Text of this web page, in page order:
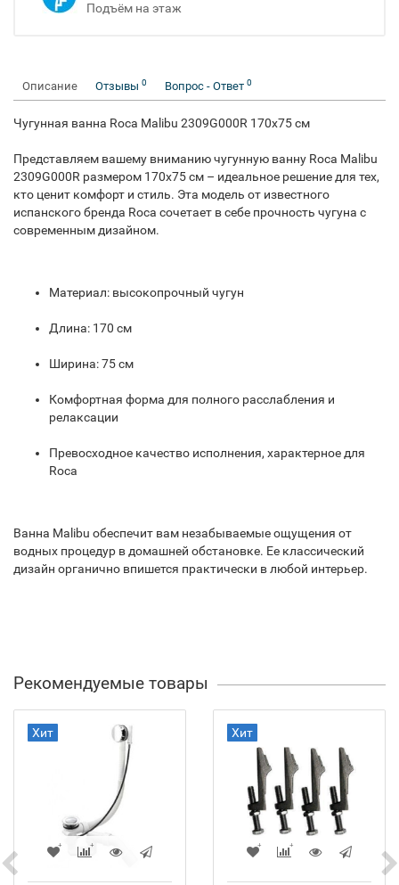
Подъём на этаж
Описание Отзывы 0 Вопрос - Ответ 0
Чугунная ванна Roca Malibu 2309G000R 170х75 см
Представляем вашему вниманию чугунную ванну Roca Malibu
2309G000R размером 170x75 см – идеальное решение для тех,
кто ценит комфорт и стиль. Эта модель от известного
испанского бренда Roca сочетает в себе прочность чугуна с
современным дизайном.
Материал: высокопрочный чугун
Длина: 170 см
Ширина: 75 см
Комфортная форма для полного расслабления и
релаксации
Превосходное качество исполнения, характерное для
Roca
Ванна Malibu обеспечит вам незабываемые ощущения от
водных процедур в домашней обстановке. Ее классический
дизайн органично впишется практически в любой интерьер.
Рекомендуемые товары
Хит Хит